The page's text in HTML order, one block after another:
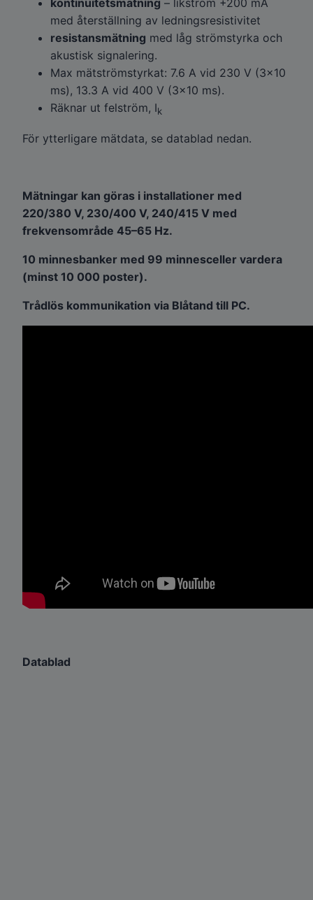
med återställning av ledningsresistivitet
resistansmätning med låg strömstyrka och
akustisk signalering.
Max mätströmstyrkat: 7.6 A vid 230 V (3×10
ms), 13.3 A vid 400 V (3×10 ms).
Räknar ut felström, Ik
För ytterligare mätdata, se datablad nedan.
Mätningar kan göras i installationer med
220/380 V, 230/400 V, 240/415 V med
frekvensområde 45–65 Hz.
10 minnesbanker med 99 minnesceller vardera
(minst 10 000 poster).
Trådlös kommunikation via Blåtand till PC.
Datablad